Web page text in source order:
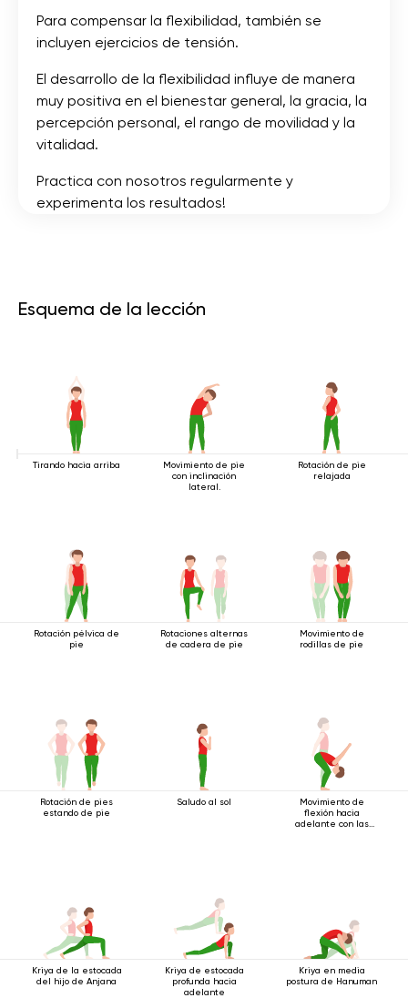
Para compensar la flexibilidad, también se
incluyen ejercicios de tensión.
El desarrollo de la flexibilidad influye de manera
muy positiva en el bienestar general, la gracia, la
percepción personal, el rango de movilidad y la
vitalidad.
Practica con nosotros regularmente y
experimenta los resultados!
Esquema de la lección
Tirando hacia arriba
Movimiento de pie
con inclinación
lateral.
Rotación de pie
relajada
Rotación pélvica de
pie
Rotaciones alternas
de cadera de pie
Movimiento de
rodillas de pie
Rotación de pies
estando de pie
Saludo al sol
Movimiento de
flexión hacia
adelante con las
Kriya de la estocada
del hijo de Anjana
Kriya de estocada
profunda hacia
adelante
Kriya en media
postura de Hanuman